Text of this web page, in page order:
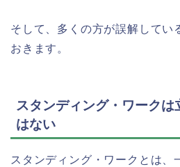
そして、多くの方が誤解してい
おきます。
スタンディング・ワークは
はない
スタンディング・ワークとは、